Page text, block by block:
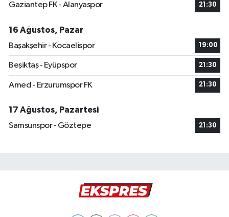
Gaziantep FK - Alanyaspor 21:30
16 Ağustos, Pazar
Başakşehir - Kocaelispor
19:00
Beşiktaş - Eyüpspor 21:30
Amed - Erzurumspor FK 21:30
17 Ağustos, Pazartesi
Samsunspor - Göztepe
21:30